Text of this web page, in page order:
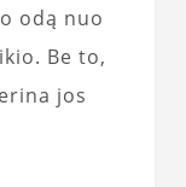
odą nuo
Be to,
jos